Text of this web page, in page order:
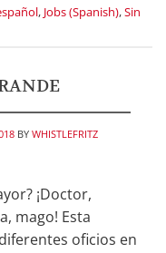
, Jobs (Spanish),Sin
BY WHISTLEFRITZ
¡Doctor,
mago! Esta
oficios en